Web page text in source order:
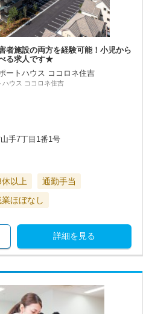
者施設の両方を経験可能！小児から
る求人です★
ートハウス ココロネ住吉
ウス ココロネ住吉
手7丁目1番1号
以上
通勤手当
業ほぼなし
詳細を見る